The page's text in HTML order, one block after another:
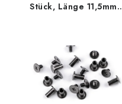
Stück, Länge 11,5mm -